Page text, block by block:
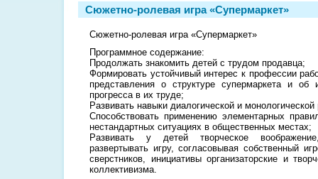
Сюжетно-ролевая игра «Супермаркет»
Сюжетно-ролевая игра «Супермаркет»
Программное содержание:
Продолжать знакомить детей с трудом продавца;
Формировать устойчивый интерес к профессии
представления о структуре супермаркета и об
прогресса в их труде;
Развивать навыки диалогической и монологической
Способствовать применению элементарных
нестандартных ситуациях в общественных местах;
Развивать у детей творческое
развертывать игру, согласовывая собственный
сверстников, инициативы организаторские и
коллективизма.